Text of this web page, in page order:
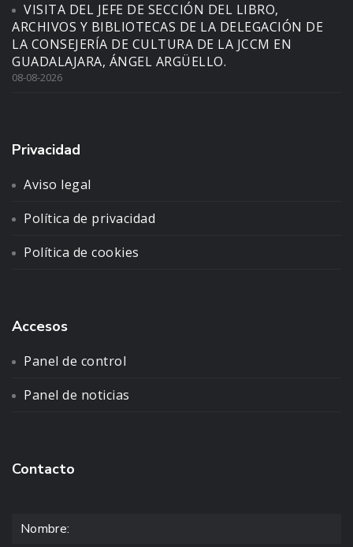
VISITA DEL JEFE DE SECCIÓN DEL LIBRO,
ARCHIVOS Y BIBLIOTECAS DE LA DELEGACIÓN DE
LA CONSEJERÍA DE CULTURA DE LA JCCM EN
GUADALAJARA, ÁNGEL ARGÜELLO.
08-08-2026
Privacidad
Aviso legal
Política de privacidad
Política de cookies
Accesos
Panel de control
Panel de noticias
Contacto